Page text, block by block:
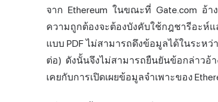
จาก Ethereum ในขณะที่ Gate.com อ้า
ความถูกต้องจะต้องบังคับใช้กฎชารีอะห์แ
แบบ PDF ไม่สามารถดึงข้อมูลได้ในระหว่
ต่อ) ดังนั้นจึงไม่สามารถยืนยันข้อกล่าวอ้
เคยกับการเปิดเผยข้อมูลจำเพาะของ